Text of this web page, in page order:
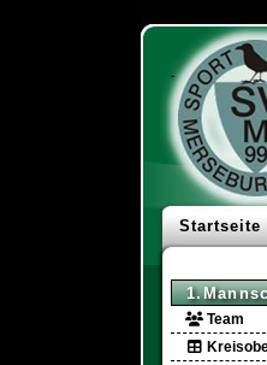
Startseite
Team